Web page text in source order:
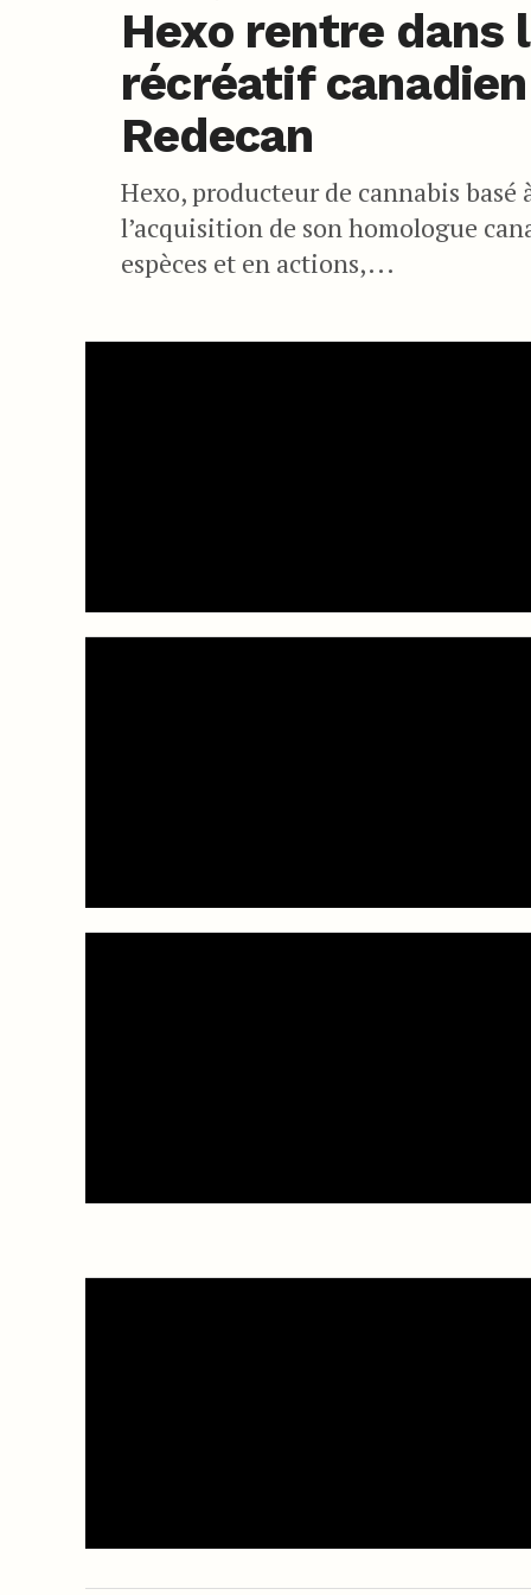
Hexo rentre dans
récréatif
Redecan
Hexo, producteur de cannabis basé
l’acquisition de son homologue
espèces et en actions,...